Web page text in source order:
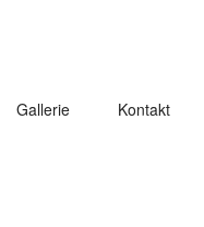
Gallerie Kontakt